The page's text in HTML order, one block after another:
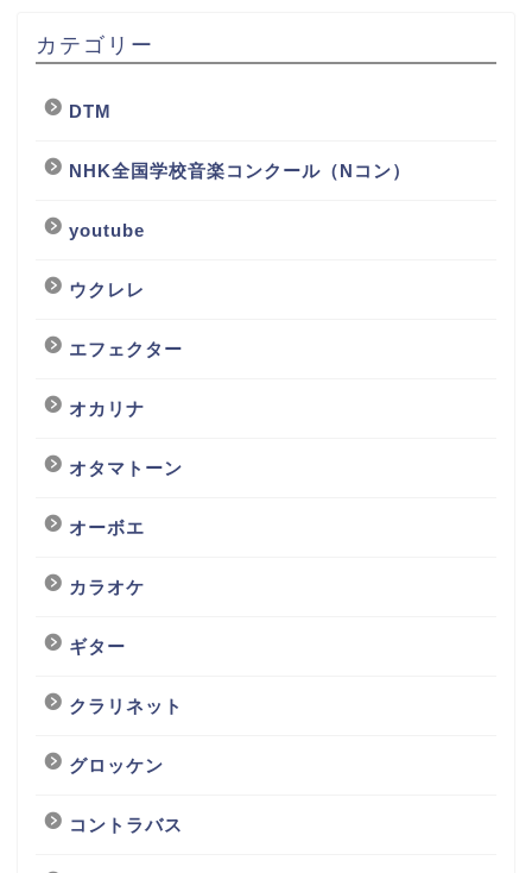
カテゴリー
DTM
NHK全国学校音楽コンクール（Nコン）
youtube
ウクレレ
エフェクター
オカリナ
オタマトーン
オーボエ
カラオケ
ギター
クラリネット
グロッケン
コントラバス